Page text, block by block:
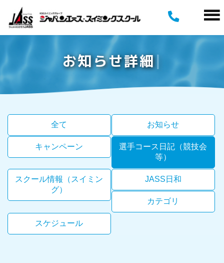
お知らせ詳細
全て お知らせ
キャンペーン
選手コース日記（競技会
等）
スクール情報（スイミン
グ）
JASS日和
カテゴリ
スケジュール